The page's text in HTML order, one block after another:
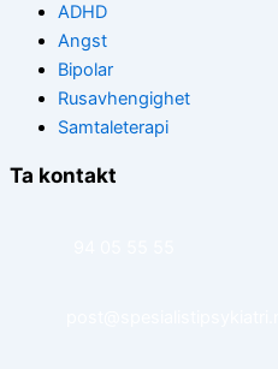
ADHD
Angst
Bipolar
Rusavhengighet
Samtaleterapi
Ta kontakt